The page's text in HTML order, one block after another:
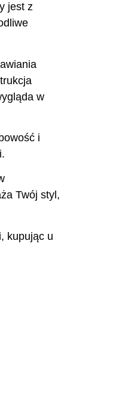
jest z
w
i
Twój styl,
kupując u